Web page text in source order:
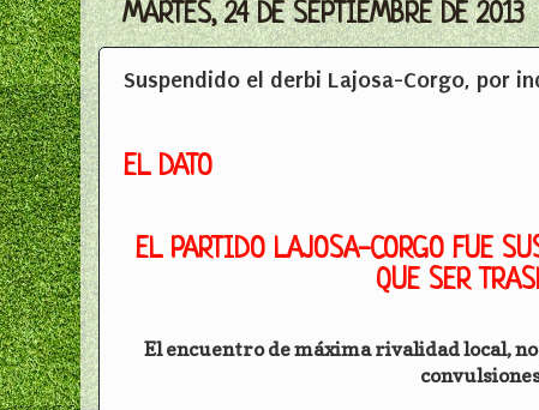
MARTES, 24 DE SEPTIEMBRE DE 2013
Suspendido el derbi Lajosa-Corgo, por
EL DATO
EL PARTIDO LAJOSA-CORGO FUE
QUE SER
El encuentro de máxima rivalidad local,